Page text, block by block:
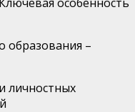
образования –
личностных